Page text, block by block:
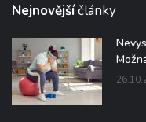
Nejnovějšíčlánky